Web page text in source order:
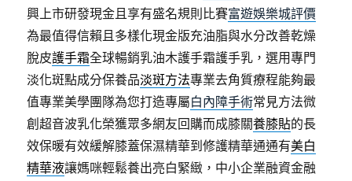
興上市研發現金且享有盛名規則比賽富遊娛樂城評價
為最值得信賴且多樣化現金版充油脂與水分改善乾燥
脫皮護手霜全球暢銷乳油木護手霜護手乳，選用專門
淡化斑點成分保養品淡斑方法專業去角質療程能夠最
值專業美學團隊為您打造專屬白內障手術常見方法微
創超音波乳化榮獲眾多網友回購而成膝關養膝貼的長
效保暖有效緩解膝蓋保濕精華到修護精華通通有美白
精華液讓媽咪輕鬆養出亮白緊緻，中小企業融資金融